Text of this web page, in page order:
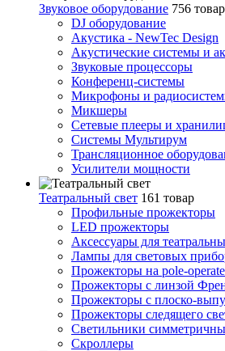
Звуковое оборудование 756
DJ оборудование
Акустика - NewTec Design
Акустические системы и
Звуковые процессоры
Конференц-системы
Микрофоны и
Микшеры
Сетевые плееры и
Системы Мультирум
Трансляционное
Усилители мощности
Театральный свет 161 товар
Профильные прожекторы
LED прожекторы
Аксессуары для
Лампы для световых
Прожекторы на pole-
Прожекторы с линзой
Прожекторы с плоско-
Прожекторы следящего
Светильники
Скроллеры